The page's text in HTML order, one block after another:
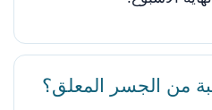
من الجسر المعلق؟